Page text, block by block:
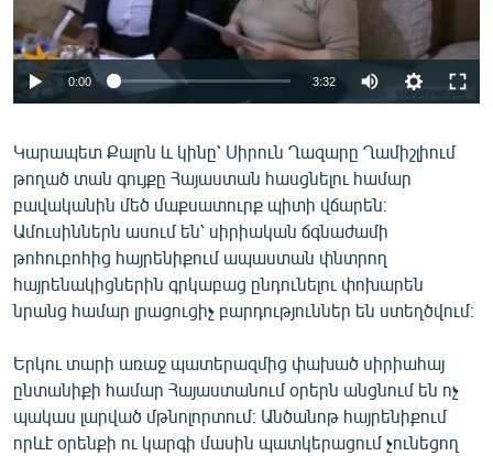
ՍՊՈՐՏ
ՄԵԿՆԱԲԱՆՈՒԹՅՈՒՆ
ՏՏ ԵՒ ԻՆՏԵՐՆԵՏ
ԿՈՐՈՆԱՎԻՐՈՒՍ
ԱՐԽԻՎ
ՏԵՍԱՆՅՈՒԹԵՐ
ԲԱՆԱՎԵՃ
ՁԳՏԵԼՈՎ ԼԱՎԱԳՈՒՅՆԻՆ
Հայերեն
English
0:00 3:32
Կարապետ Քալոն և կինը՝ Սիրուն Ղազարը Ղամիշլիում
թողած տան գույքը Հայաստան հասցնելու համար
բավականին մեծ մաքսատուրք պիտի վճարեն։
Ամուսիններն ասում են՝ սիրիական ճգնաժամի
թոհուբոհից հայրենիքում ապաստան փնտրող
հայրենակիցներին գրկաբաց ընդունելու փոխարեն
նրանց համար լրացուցիչ բարդություններ են ստեղծվում։
Երկու տարի առաջ պատերազմից փախած սիրիահայ
ընտանիքի համար Հայաստանում օրերն անցնում են ոչ
պակաս լարված մթնոլորտում։ Անծանոթ հայրենիքում
որևէ օրենքի ու կարգի մասին պատկերացում չունեցող